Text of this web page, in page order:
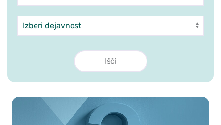
Dejavnost